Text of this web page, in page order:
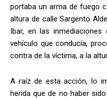
portaba un arma de fuego
altura de calle Sargento
Ibar, en las
vehículo que conducía,
contra de la víctima, a la
A raíz de esta acción, lo
herida que de no haber